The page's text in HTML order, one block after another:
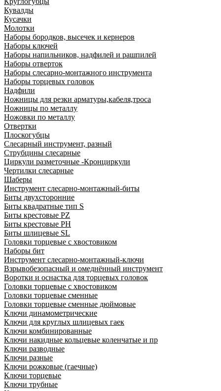
Кувалды
Кусачки
Молотки
Наборы бородков, высечек и кернеров
Наборы ключей
Наборы напильников, надфилей и рашпилей
Наборы отверток
Наборы слесарно-монтажного инструмента
Наборы торцевых головок
Надфили
Ножницы для резки арматуры,кабеля,троса
Ножницы по металлу
Ножовки по металлу
Отвертки
Плоскогубцы
Слесарный инструмент, разный
Струбцины слесарные
Циркули разметочные -Кронциркули
Чертилки слесарные
Шаберы
Инструмент слесарно-монтажный-биты
Биты двухсторонние
Биты квадратные тип S
Биты крестовые РZ
Биты крестовые РН
Биты шлицевые SL
Головки торцевые с хвостовиком
Наборы бит
Инструмент слесарно-монтажный-ключи
Взрывобезопасный и омеднённый инструмент
Воротки и оснаcтка для торцевых головок
Головки торцевые с хвостовиком
Головки торцевые сменные
Головки торцевые сменные дюймовые
Ключи динамометрические
Ключи для круглых шлицевых гаек
Ключи комбинированные
Ключи накидные кольцевые коленчатые и пр
Ключи разводные
Ключи разные
Ключи рожковые (гаечные)
Ключи торцевые
Ключи трубные